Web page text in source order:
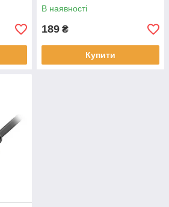
В наявності
189 ₴
Купити